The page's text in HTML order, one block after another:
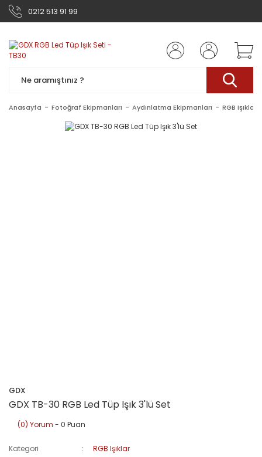
0212 513 91 99
Anasayfa Fotoğraf Ekipmanları Aydınlatma Ekipmanları RGB Işıklar
GDX
GDX TB-30 RGB Led Tüp Işık 3'lü Set
(0) Yorum - 0 Puan
Kategori
RGB Işıklar